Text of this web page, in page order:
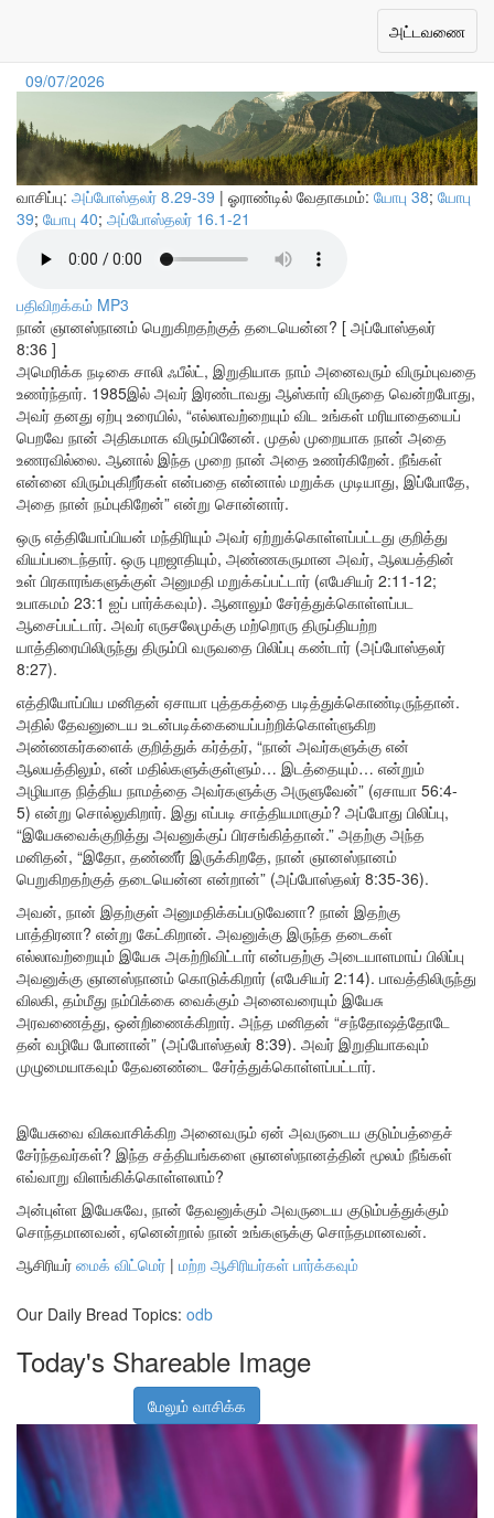
Toggle
navigation
அட்டவணை
09/07/2026
வாசிப்பு: அப்போஸ்தலர் 8.29-39 | ஓராண்டில் வேதாகமம்: யோபு 38; யோபு
39; யோபு 40; அப்போஸ்தலர் 16.1-21
பதிவிறக்கம் MP3
நான் ஞானஸ்நானம் பெறுகிறதற்குத் தடையென்ன? [ அப்போஸ்தலர்
8:36 ]
அமெரிக்க நடிகை சாலி ஃபீல்ட், இறுதியாக நாம் அனைவரும் விரும்புவதை
உணர்ந்தார். 1985இல் அவர் இரண்டாவது ஆஸ்கார் விருதை வென்றபோது,
அவர் தனது ஏற்பு உரையில், “எல்லாவற்றையும் விட உங்கள் மரியாதையைப்
பெறவே நான் அதிகமாக விரும்பினேன். முதல் முறையாக நான் அதை
உணரவில்லை. ஆனால் இந்த முறை நான் அதை உணர்கிறேன். நீங்கள்
என்னை விரும்புகிறீர்கள் என்பதை என்னால் மறுக்க முடியாது, இப்போதே,
அதை நான் நம்புகிறேன்” என்று சொன்னார்.
ஒரு எத்தியோப்பியன் மந்திரியும் அவர் ஏற்றுக்கொள்ளப்பட்டது குறித்து
வியப்படைந்தார். ஒரு புறஜாதியும், அண்ணகருமான அவர், ஆலயத்தின்
உள் பிரகாரங்களுக்குள் அனுமதி மறுக்கப்பட்டார் (எபேசியர் 2:11-12;
உபாகமம் 23:1 ஐப் பார்க்கவும்). ஆனாலும் சேர்த்துக்கொள்ளப்பட
ஆசைப்பட்டார். அவர் எருசலேமுக்கு மற்றொரு திருப்தியற்ற
யாத்திரையிலிருந்து திரும்பி வருவதை பிலிப்பு கண்டார் (அப்போஸ்தலர்
8:27).
எத்தியோப்பிய மனிதன் ஏசாயா புத்தகத்தை படித்துக்கொண்டிருந்தான்.
அதில் தேவனுடைய உடன்படிக்கையைப்பற்றிக்கொள்ளுகிற
அண்ணகர்களைக் குறித்துக் கர்த்தர், “நான் அவர்களுக்கு என்
ஆலயத்திலும், என் மதில்களுக்குள்ளும்… இடத்தையும்… என்றும்
அழியாத நித்திய நாமத்தை அவர்களுக்கு அருளுவேன்” (ஏசாயா 56:4-
5) என்று சொல்லுகிறார். இது எப்படி சாத்தியமாகும்? அப்போது பிலிப்பு,
“இயேசுவைக்குறித்து அவனுக்குப் பிரசங்கித்தான்.” அதற்கு அந்த
மனிதன், “இதோ, தண்ணீர் இருக்கிறதே, நான் ஞானஸ்நானம்
பெறுகிறதற்குத் தடையென்ன என்றான்” (அப்போஸ்தலர் 8:35-36).
அவன், நான் இதற்குள் அனுமதிக்கப்படுவேனா? நான் இதற்கு
பாத்திரனா? என்று கேட்கிறான். அவனுக்கு இருந்த தடைகள்
எல்லாவற்றையும் இயேசு அகற்றிவிட்டார் என்பதற்கு அடையாளமாய் பிலிப்பு
அவனுக்கு ஞானஸ்நானம் கொடுக்கிறார் (எபேசியர் 2:14). பாவத்திலிருந்து
விலகி, தம்மீது நம்பிக்கை வைக்கும் அனைவரையும் இயேசு
அரவணைத்து, ஒன்றிணைக்கிறார். அந்த மனிதன் “சந்தோஷத்தோடே
தன் வழியே போனான்” (அப்போஸ்தலர் 8:39). அவர் இறுதியாகவும்
முழுமையாகவும் தேவனண்டை சேர்த்துக்கொள்ளப்பட்டார்.
இயேசுவை விசுவாசிக்கிற அனைவரும் ஏன் அவருடைய குடும்பத்தைச்
சேர்ந்தவர்கள்? இந்த சத்தியங்களை ஞானஸ்நானத்தின் மூலம் நீங்கள்
எவ்வாறு விளங்கிக்கொள்ளலாம்?
அன்புள்ள இயேசுவே, நான் தேவனுக்கும் அவருடைய குடும்பத்துக்கும்
சொந்தமானவன், ஏனென்றால் நான் உங்களுக்கு சொந்தமானவன்.
ஆசிரியர் மைக் விட்மெர் | மற்ற ஆசிரியர்கள் பார்க்கவும்
Our Daily Bread Topics: odb
Today's Shareable Image
மேலும் வாசிக்க